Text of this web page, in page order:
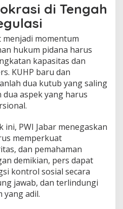
di Tengah
menjadi momentum
hukum pidana harus
kapasitas dan
KUHP baru dan
dua kutub yang saling
aspek yang harus
PWI Jabar menegaskan
memperkuat
dan pemahaman
demikian, pers dapat
kontrol sosial secara
jawab, dan terlindungi
yang adil.